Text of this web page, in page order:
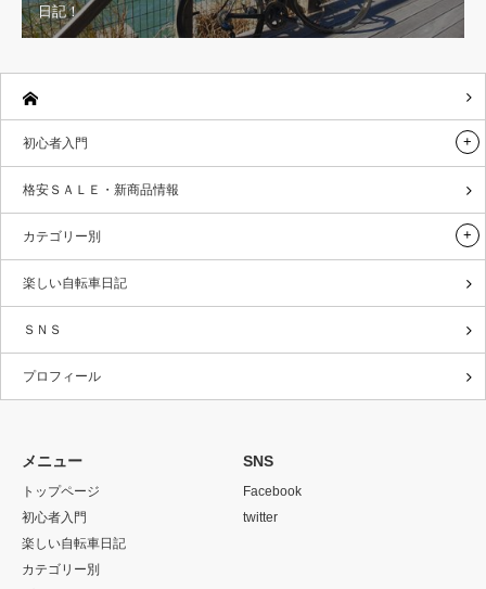
日記！
初心者入門
格安ＳＡＬＥ・新商品情報
カテゴリー別
楽しい自転車日記
ＳＮＳ
プロフィール
メニュー
トップページ
初心者入門
楽しい自転車日記
カテゴリー別
SNS
Facebook
twitter